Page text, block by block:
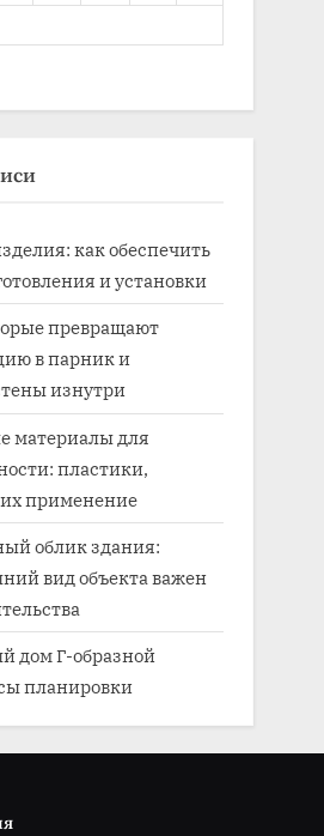
как обеспечить
и установки
превращают
в парник и
изнутри
материалы для
пластики,
применение
облик здания:
вид объекта важен
дом Г-образной
планировки